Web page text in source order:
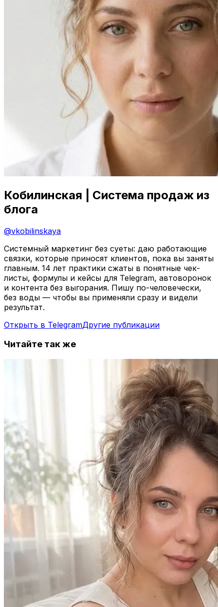
Кобилинская | Система продаж из
блога
@vkobilinskaya
Системный маркетинг без суеты: даю работающие
связки, которые приносят клиентов, пока вы заняты
главным. 14 лет практики сжаты в понятные чек-
листы, формулы и кейсы для Telegram, автоворонок
и контента без выгорания. Пишу по-человечески,
без воды — чтобы вы применяли сразу и видели
результат.
Открыть в TelegramДругие публикации
Читайте так же